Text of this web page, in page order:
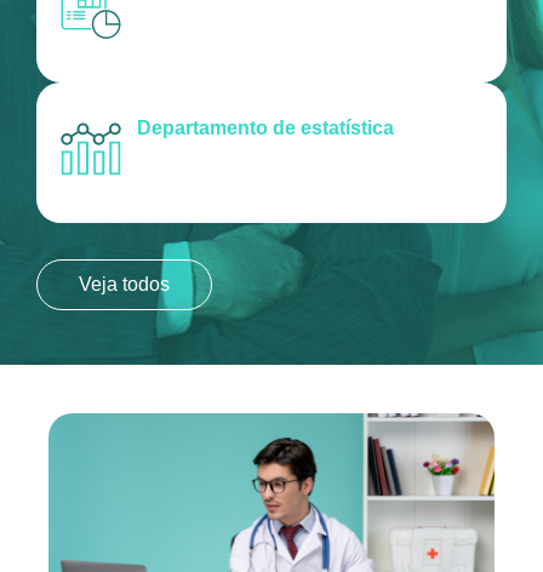
Departamento de estatística
Veja todos